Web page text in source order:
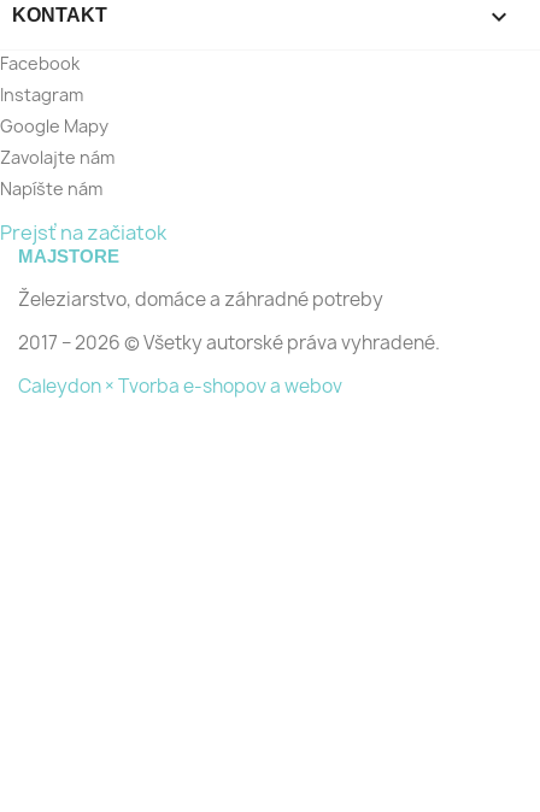
KONTAKT 
Facebook
Instagram
Google Mapy
Zavolajte nám
Napíšte nám
Prejsť na začiatok
MAJSTORE
Železiarstvo, domáce a záhradné potreby
2017 − 2026 © Všetky autorské práva vyhradené.
Caleydon × Tvorba e-shopov a webov